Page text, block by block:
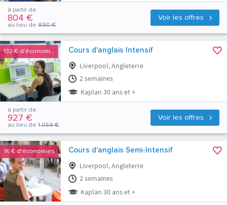
Voir les offres
à partir de
804 €
au lieu de 890 €
132 € d'économies Cours d'anglais Intensif
Liverpool, Angleterre
2 semaines
Kaplan 30 ans et +
Voir les offres
à partir de
927 €
au lieu de 1 059 €
96 € d'économies Cours d'anglais Semi-Intensif
Liverpool, Angleterre
2 semaines
Kaplan 30 ans et +